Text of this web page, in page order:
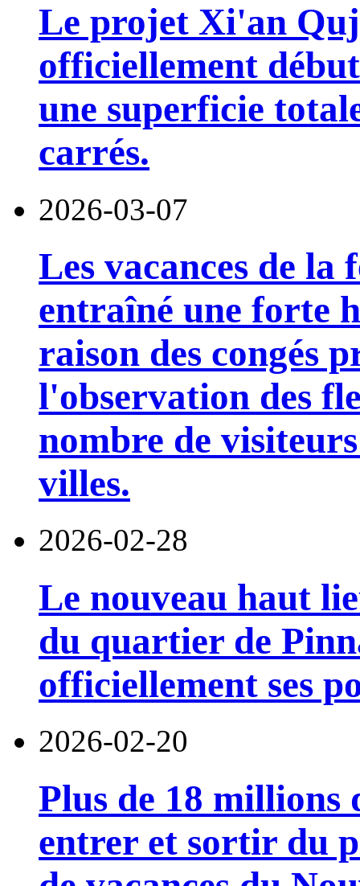
Le projet Xi'an
officiellement
une superficie
carrés.
2026-03-07
Les vacances de la
entraîné une forte
raison des congés
l'observation des
nombre de
villes.
2026-02-28
Le nouveau haut
du quartier de
officiellement ses
2026-02-20
Plus de 18 millions
entrer et sortir du